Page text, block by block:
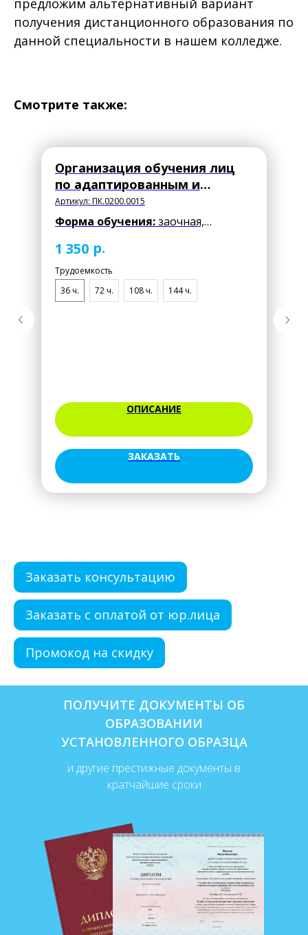
получения дистанционного образования по
данной специальности в нашем колледже.
Смотрите также:
Организация обучения лиц
по адаптированным и
специальным
индивидуальным
программам развития
Артикул: ПК.0200.0015
Форма обучения:заочная,
Документ:
установленного образца о
повышении квалификации.
1 350 р.
Трудоемкость
36 ч.
72 ч. 108 ч. 144 ч.
ОПИСАНИЕ
ЗАКАЗАТЬ
Заказать консультацию
Заказать с оплатой от юр.лица
Промокод на скидку
и другие престижные документы в
кратчайшие сроки
ПОЛУЧИТЕ ДОКУМЕНТЫ ОБ
ОБРАЗОВАНИИ
УСТАНОВЛЕННОГО ОБРАЗЦА